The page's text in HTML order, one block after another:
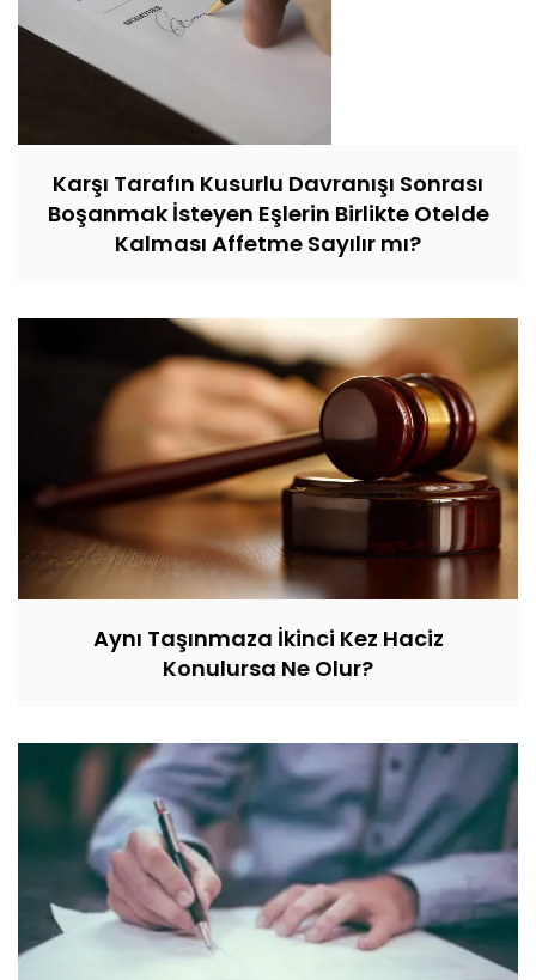
Karşı Tarafın Kusurlu Davranışı Sonrası
Boşanmak İsteyen Eşlerin Birlikte Otelde
Kalması Affetme Sayılır mı?
Aynı Taşınmaza İkinci Kez Haciz
Konulursa Ne Olur?